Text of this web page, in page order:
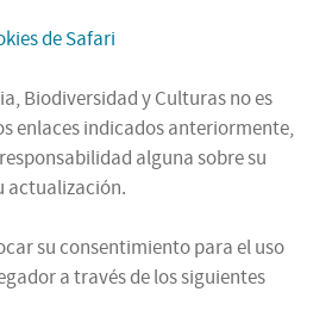
de Safari
Biodiversidad y Culturas no es
enlaces indicados anteriormente,
alguna sobre su
actualización.
su consentimiento para el uso
a través de los siguientes